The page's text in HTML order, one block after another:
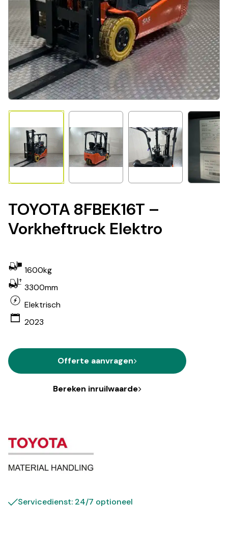
TOYOTA 8FBEK16T –
Vorkheftruck Elektro
1600kg
3300mm
Elektrisch
2023
Offerte aanvragen
Bereken inruilwaarde
Servicedienst: 24/7 optioneel